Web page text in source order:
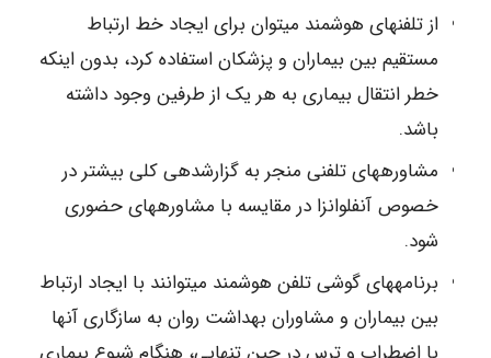
از تلفن‎های هوشمند می‎توان برای ایجاد خط ارتباط
مستقیم بین بیماران و پزشکان استفاده کرد، بدون اینکه
خطر انتقال بیماری به هر یک از طرفین وجود داشته
باشد.
مشاوره‎های تلفنی منجر به گزارش‎دهی کلی بیشتر در
خصوص آنفلوانزا در مقایسه با مشاوره‎های حضوری
شود.
برنامه‎های گوشی تلفن هوشمند می‎توانند با ایجاد ارتباط
بین بیماران و مشاوران بهداشت روان به سازگاری آنها